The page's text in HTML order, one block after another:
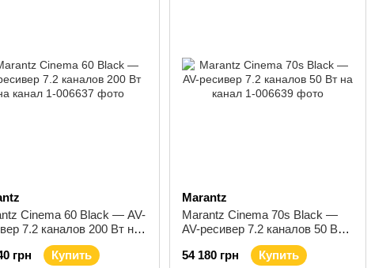
Cinema 60 Black — AV-
7.2 каналов 200 Вт на
грн
Купить
Marantz
Marantz Cinema 70s Black —
AV-ресивер 7.2 каналов 50 Вт
54 180 грн
Купить